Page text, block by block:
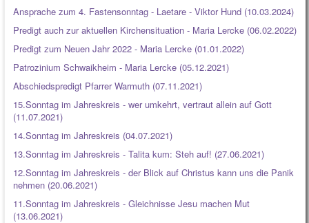
Ansprache zum 4. Fastensonntag - Laetare - Viktor Hund (10.03.2024)
Predigt auch zur aktuellen Kirchensituation - Maria Lercke (06.02.2022)
Predigt zum Neuen Jahr 2022 - Maria Lercke (01.01.2022)
Patrozinium Schwaikheim - Maria Lercke (05.12.2021)
Abschiedspredigt Pfarrer Warmuth (07.11.2021)
15.Sonntag im Jahreskreis - wer umkehrt, vertraut allein auf Gott
(11.07.2021)
14.Sonntag im Jahreskreis (04.07.2021)
13.Sonntag im Jahreskreis - Talita kum: Steh auf! (27.06.2021)
12.Sonntag im Jahreskreis - der Blick auf Christus kann uns die Panik
nehmen (20.06.2021)
11.Sonntag im Jahreskreis - Gleichnisse Jesu machen Mut
(13.06.2021)